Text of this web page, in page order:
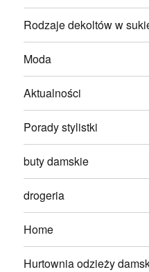
Rodzaje dekoltów w
Moda
Aktualności
Porady stylistki
buty damskie
drogeria
Home
Hurtownia odzieży